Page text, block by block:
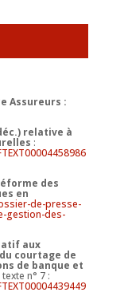
Assureurs :
relative à
:
des
en
de-presse-
gestion-des-
aux
courtage de
de banque et
n° 7 :